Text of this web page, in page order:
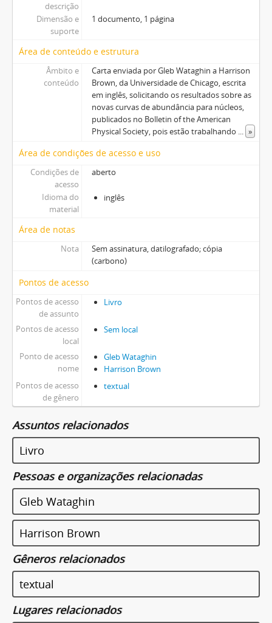
descrição
Dimensão e
suporte
1 documento, 1 página
Área de conteúdo e estrutura
Âmbito e
conteúdo
Carta enviada por Gleb Wataghin a Harrison
Brown, da Universidade de Chicago, escrita
em inglês, solicitando os resultados sobre as
novas curvas de abundância para núcleos,
publicados no Bolletin of the American
Physical Society, pois estão trabalhando ... »
Área de condições de acesso e uso
Condições de
acesso
aberto
Idioma do
material
inglês
Área de notas
Nota
Sem assinatura, datilografado; cópia
(carbono)
Pontos de acesso
Pontos de acesso
de assunto
Livro
Pontos de acesso
local
Sem local
Ponto de acesso
nome
Gleb Wataghin
Harrison Brown
Pontos de acesso
de gênero
textual
Assuntos relacionados
Livro
Pessoas e organizações relacionadas
Gleb Wataghin
Harrison Brown
Gêneros relacionados
textual
Lugares relacionados